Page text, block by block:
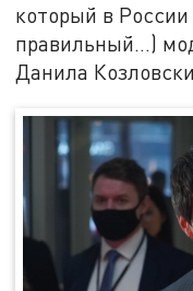
который в
правильный…)
Данила